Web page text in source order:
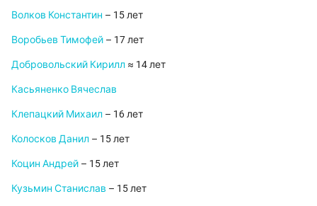
Волков Константин – 15 лет
Воробьев Тимофей – 17 лет
Добровольский Кирилл ≈ 14 лет
Касьяненко Вячеслав
Клепацкий Михаил – 16 лет
Колосков Данил – 15 лет
Коцин Андрей – 15 лет
Кузьмин Станислав – 15 лет